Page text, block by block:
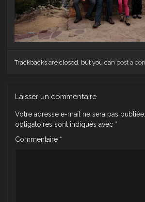
Trackbacks are closed, but you can post a
Laisser un commentaire
Votre adresse e-mail ne sera pas publiée.
obligatoires sont indiqués avec *
Commentaire *